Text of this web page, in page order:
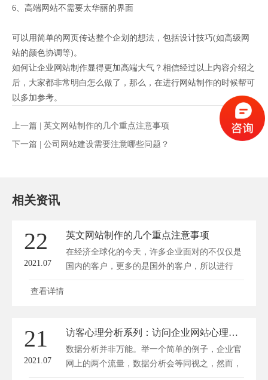
6、高端网站不需要太华丽的界面
可以用简单的网页传达整个企划的想法，包括设计技巧(如高级网
站的颜色协调等)。
如何让企业网站制作显得更加高端大气？相信经过以上内容介绍之
后，大家都非常明白怎么做了，那么，在进行网站制作的时候帮可
以多加参考。
上一篇 | 英文网站制作的几个重点注意事项
下一篇 | 公司网站建设需要注意哪些问题？
相关资讯
22
2021.07
英文网站制作的几个重点注意事项
在经济全球化的今天，许多企业面对的不仅仅是
国内的客户，更多的是国外的客户，所以进行
英...
查看详情
21
2021.07
访客心理分析系列：访问企业网站心理浅析
数据分析并非万能。举一个简单的例子，企业官
网上的两个流量，数据分析会等同视之，然而，
背后...